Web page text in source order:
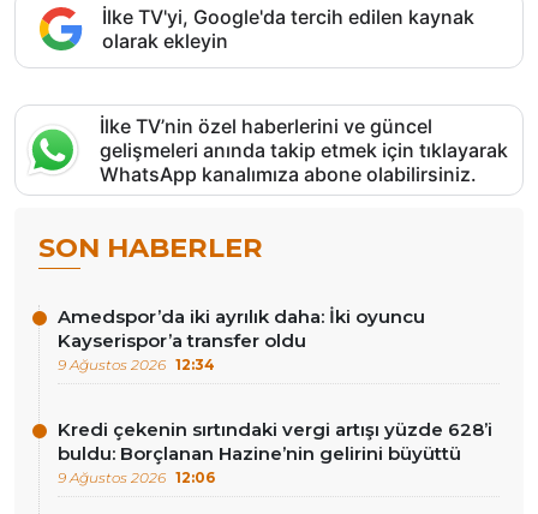
İlke TV'yi, Google'da tercih edilen kaynak
olarak ekleyin
İlke TV’nin özel haberlerini ve güncel
gelişmeleri anında takip etmek için tıklayarak
WhatsApp kanalımıza abone olabilirsiniz.
SON HABERLER
Amedspor’da iki ayrılık daha: İki oyuncu
Kayserispor’a transfer oldu
9 Ağustos 2026 12:34
Kredi çekenin sırtındaki vergi artışı yüzde 628’i
buldu: Borçlanan Hazine’nin gelirini büyüttü
9 Ağustos 2026 12:06